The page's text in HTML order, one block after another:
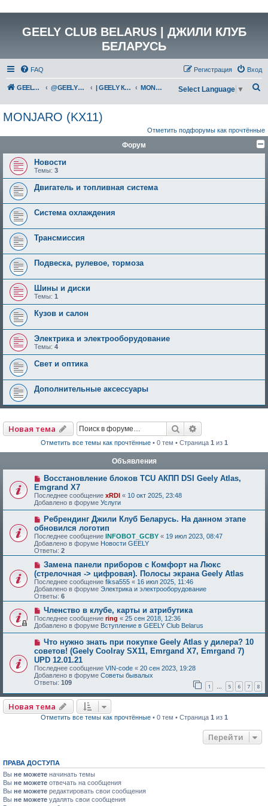
GEELY CLUB BELARUS | ДЖИЛИ КЛУБ
БЕЛАРУСЬ
FAQ Вход
Регистрация
GEELY Club Belarus @GEELYCLUBBY | GEELY КАТАЛОГ MONJARO (KX11)
с
к
Select Language ▼
MONJARO (KX11)
Отметить подфорумы как прочтённые
Форум
Новости
Темы: 3
Двигатель и топливная система
Система охлаждения
Трансмиссия
Подвеска, рулевое, тормоза
Шины и диски
Темы: 1
Кузов и салон
Электрика и электрооборудование
Темы: 4
Свет и оптика
Дополнительные аксессуары
Новая тема Поиск
Отметить все темы как прочтённые• 0 тем • Страница 1 из 1
Объявления
Восстановление блоков TCU АКПП DSI Geely Atlas,
Emgrand X7
Последнее сообщение xRDI « 10 окт 2025, 23:48
Добавлено в форуме Услуги
Ребрендинг Джили Клуб Беларусь. На данном этапе
обновился логотип
Последнее сообщение INFOBOT_GCBY « 19 июл 2023, 08:47
Добавлено в форуме Новости GEELY
Ответы: 2
Замена панели приборов с Комфорт на Люкс
(стрелочная -> цифровая). Полосы экрана Geely Atlas
Последнее сообщение fiksa555 « 16 июл 2025, 11:46
Добавлено в форуме Электрика и электрооборудование
Ответы: 6
Членство в клубе, карты и атрибутика
Последнее сообщение ring « 25 сен 2018, 12:36
Добавлено в форуме Вступление в GEELY Club Belarus
Что нужно знать при покупке Geely Atlas у дилера? 10
советов! (Geely Coolray SX11, Emrgand X7, Emrgand 7)
UPD 12.01.21
Последнее сообщение VIN-code « 20 сен 2023, 19:28
Добавлено в форуме Советы бывалых
Ответы: 109 1 … 5 6 7 8
Новая тема
Отметить все темы как прочтённые• 0 тем • Страница 1 из 1
Перейти
ПРАВА ДОСТУПА
Вы не можете начинать темы
Вы не можете отвечать на сообщения
Вы не можете редактировать свои сообщения
Вы не можете удалять свои сообщения